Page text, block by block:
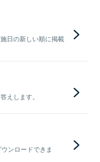
日の新しい順に掲載
えします。
ンロードできま